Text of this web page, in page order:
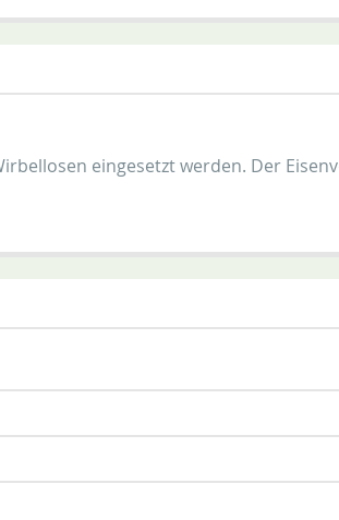
eingesetzt werden. Der